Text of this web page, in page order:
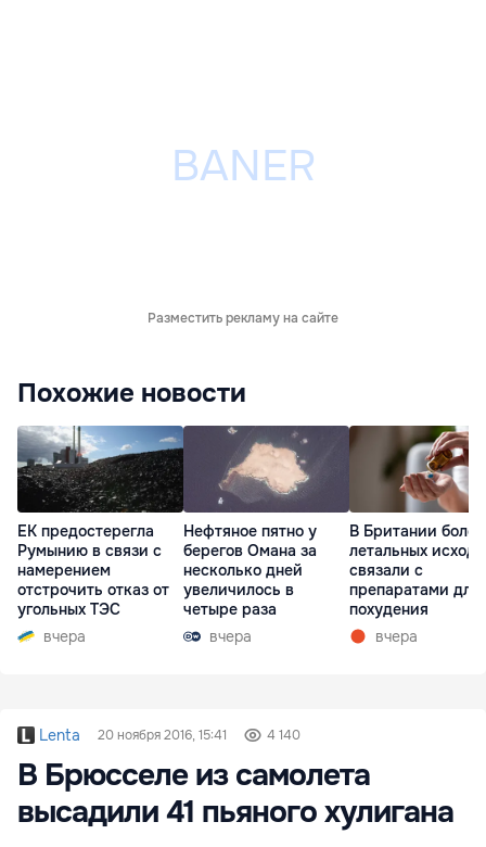
Разместить рекламу на сайте
Похожие новости
ЕК предостерегла
Румынию в связи с
намерением
отстрочить отказ от
угольных ТЭС
вчера
Нефтяное пятно у
берегов Омана за
несколько дней
увеличилось в
четыре раза
вчера
В Британии
летальных
связали с
препаратами для
похудения
вчера
Lenta 20 ноября 2016, 15:41 4 140
В Брюсселе из самолета
высадили 41 пьяного хулигана